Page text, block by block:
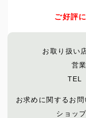
ご好評
お取り扱い
営
TEL
お求めに関するお
ショッ